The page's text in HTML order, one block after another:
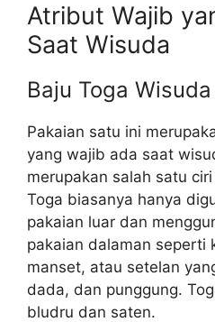
Atribut Wajib
Saat Wisuda
Baju Toga Wisuda
Pakaian satu ini
yang wajib ada saat
merupakan salah satu
Toga biasanya hanya
pakaian luar dan
pakaian dalaman seperti
manset, atau setelan
dada, dan punggung.
bludru dan saten.